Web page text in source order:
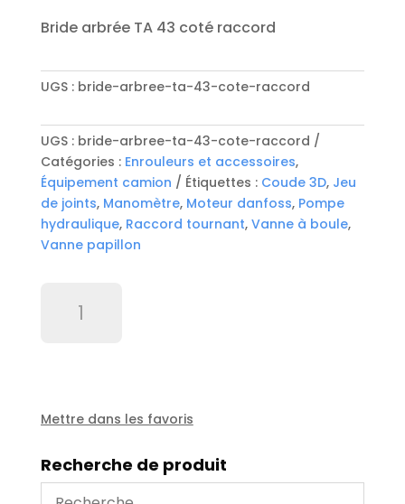
Bride arbrée TA 43 coté raccord
UGS : bride-arbree-ta-43-cote-raccord
UGS : bride-arbree-ta-43-cote-raccord
Catégories : Enrouleurs et accessoires,
Équipement camion
Étiquettes : Coude 3D, Jeu
de joints, Manomètre, Moteur danfoss, Pompe
hydraulique, Raccord tournant, Vanne à boule,
Vanne papillon
coté
Mettre dans les favoris
Recherche de produit